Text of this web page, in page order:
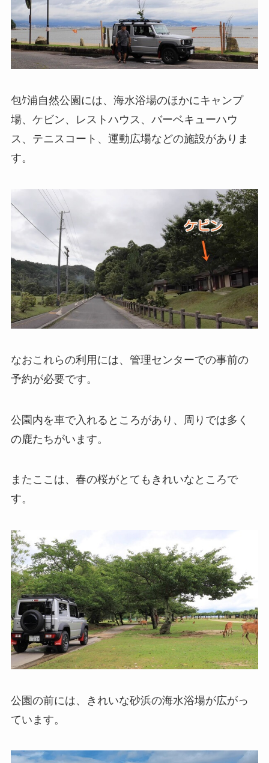
包ｹ浦自然公園には、海水浴場のほかにキャンプ
場、ケビン、レストハウス、バーベキューハウ
ス、テニスコート、運動広場などの施設がありま
す。
なおこれらの利用には、管理センターでの事前の
予約が必要です。
公園内を車で入れるところがあり、周りでは多く
の鹿たちがいます。
またここは、春の桜がとてもきれいなところで
す。
公園の前には、きれいな砂浜の海水浴場が広がっ
ています。